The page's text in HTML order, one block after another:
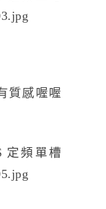
質感喔喔